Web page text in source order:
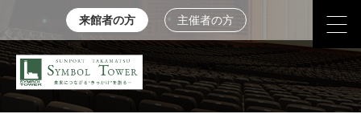
来館者の方 主催者の方